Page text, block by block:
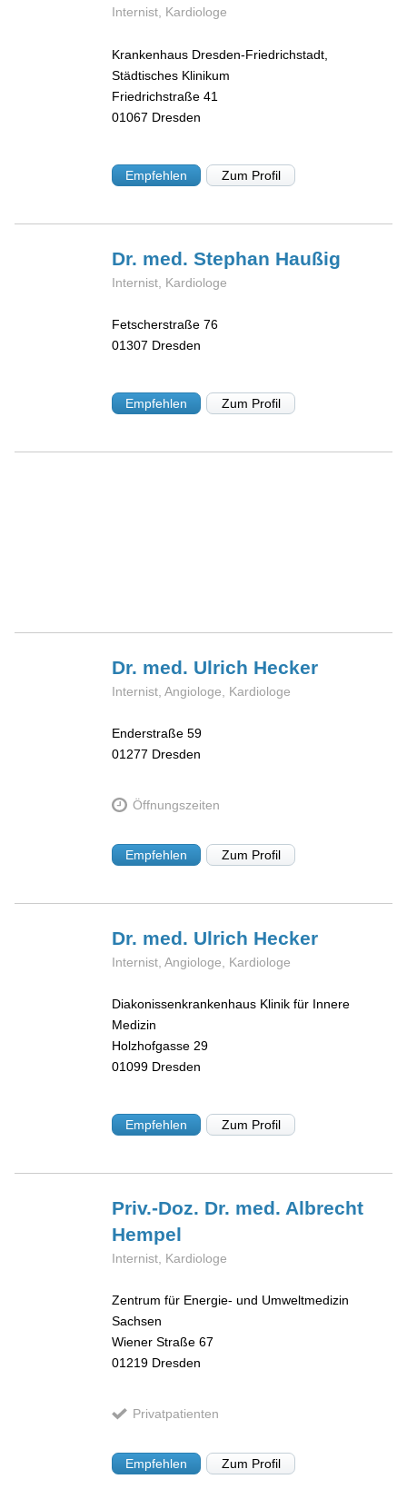
Internist, Kardiologe
Krankenhaus Dresden-Friedrichstadt,
Städtisches Klinikum
Friedrichstraße 41
01067 Dresden
Empfehlen Zum Profil
Dr. med. Stephan Haußig
Internist, Kardiologe
Fetscherstraße 76
01307 Dresden
Empfehlen Zum Profil
Dr. med. Ulrich Hecker
Internist, Angiologe, Kardiologe
Enderstraße 59
01277 Dresden
Öffnungszeiten
Empfehlen Zum Profil
Dr. med. Ulrich Hecker
Internist, Angiologe, Kardiologe
Diakonissenkrankenhaus Klinik für Innere
Medizin
Holzhofgasse 29
01099 Dresden
Empfehlen Zum Profil
Priv.-Doz. Dr. med. Albrecht
Hempel
Internist, Kardiologe
Zentrum für Energie- und Umweltmedizin
Sachsen
Wiener Straße 67
01219 Dresden
Privatpatienten
Empfehlen Zum Profil